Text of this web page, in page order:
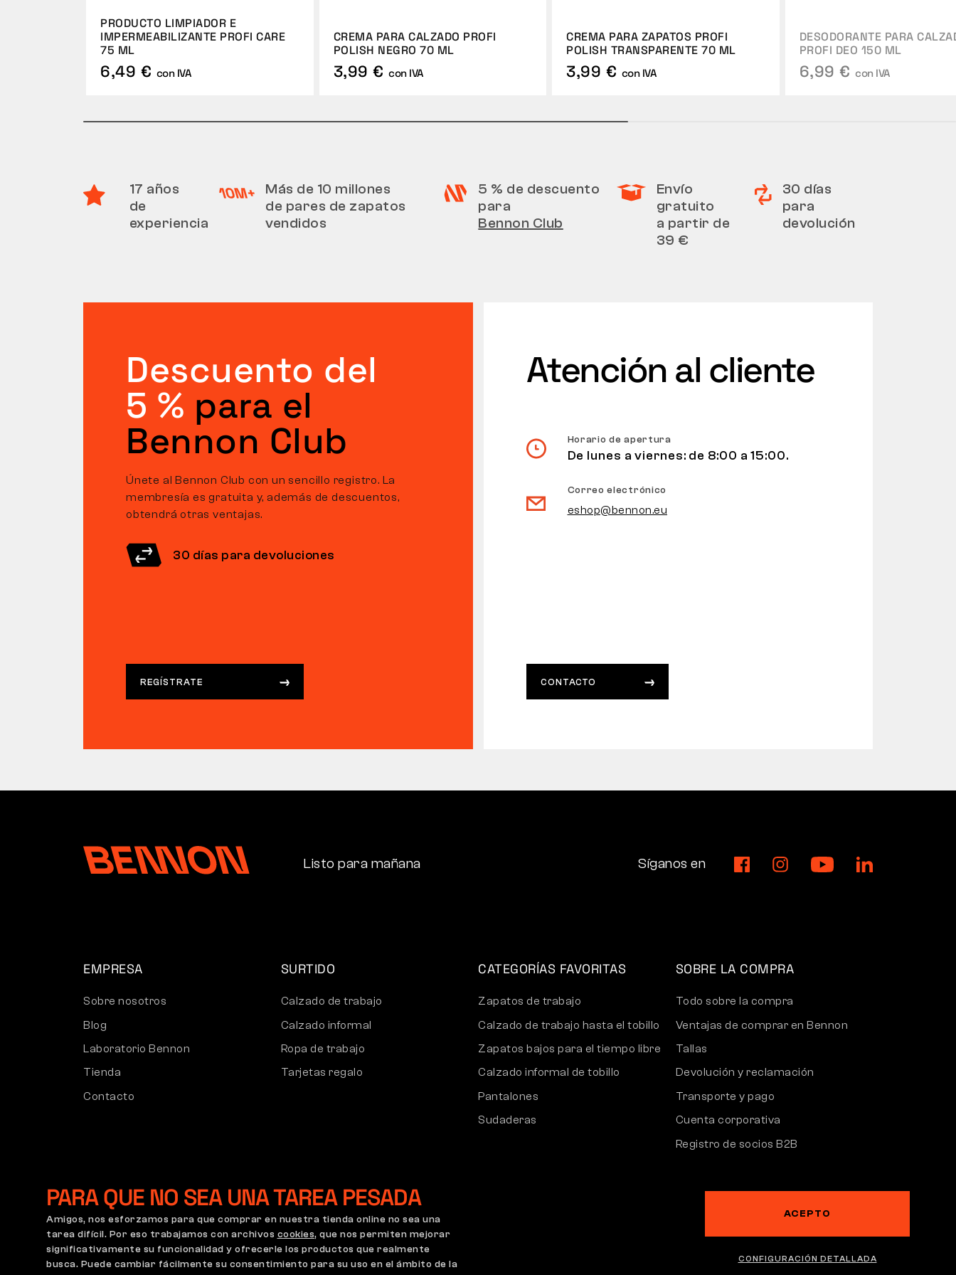
PRODUCTO LIMPIADOR E
IMPERMEABILIZANTE PROFI CARE
75 ML
6,49 € con IVA
CREMA PARA CALZADO PROFI
POLISH NEGRO 70 ML
3,99 € con IVA
CREMA PARA ZAPATOS PROFI
POLISH TRANSPARENTE 70 ML
3,99 € con IVA
DESODORANTE PARA
PROFI DEO 150 ML
6,99 € con IVA
17 años
de
experiencia
Más de 10 millones
de pares de zapatos
vendidos
5 % de descuento
para
Bennon Club
Envío
gratuito
a partir de
39 €
30 días
para
devolución
Descuento del
5 % para el
Bennon Club
Únete al Bennon Club con un sencillo registro. La
membresía es gratuita y, además de descuentos,
obtendrá otras ventajas.
30 días para devoluciones
REGÍSTRATE
Atención al cliente
Horario de apertura
De lunes a viernes: de 8:00 a 15:00.
Correo electrónico
eshop@bennon.eu
CONTACTO
Listo para mañana Síganos en
EMPRESA
Sobre nosotros
Blog
Laboratorio Bennon
Tienda
Contacto
SURTIDO
Calzado de trabajo
Calzado informal
Ropa de trabajo
Tarjetas regalo
CATEGORÍAS FAVORITAS
Zapatos de trabajo
Calzado de trabajo hasta el tobillo
Zapatos bajos para el tiempo libre
Calzado informal de tobillo
Pantalones
Sudaderas
SOBRE LA COMPRA
Todo sobre la compra
Ventajas de comprar en Bennon
Tallas
Devolución y reclamación
Transporte y pago
Cuenta corporativa
Registro de socios B2B
Condiciones GeneralesPolítica de ReclamacionesConfiguración de cookiesGDPR
PARA QUE NO SEA UNA TAREA PESADA
Amigos, nos esforzamos para que comprar en nuestra tienda online no sea una
tarea difícil. Por eso trabajamos con archivos cookies, que nos permiten mejorar
significativamente su funcionalidad y ofrecerle los productos que realmente
busca. Puede cambiar fácilmente su consentimiento para su uso en el ámbito de la
ACEPTO
CONFIGURACIÓN DETALLADA